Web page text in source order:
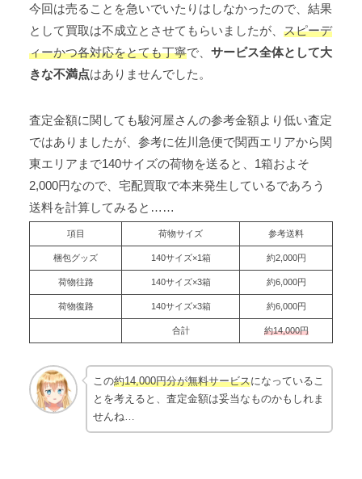
今回は売ることを急いでいたりはしなかったので、結果
として買取は不成立とさせてもらいましたが、 スピーデ
ィーかつ各対応をとても丁寧で、 サービス全体として大
きな不満点はありませんでした。
査定金額に関しても駿河屋さんの参考金額より低い査定
ではありましたが、参考に佐川急便で関西エリアから関
東エリアまで140サイズの荷物を送ると、1箱およそ
2,000円なので、宅配買取で本来発生しているであろう
送料を計算してみると……
項目 荷物サイズ 参考送料
梱包グッズ 140サイズ×1箱 約2,000円
荷物往路 140サイズ×3箱 約6,000円
荷物復路 140サイズ×3箱 約6,000円
合計 約14,000円
この約14,000円分が無料サービスになっているこ
とを考えると、査定金額は妥当なものかもしれま
せんね…